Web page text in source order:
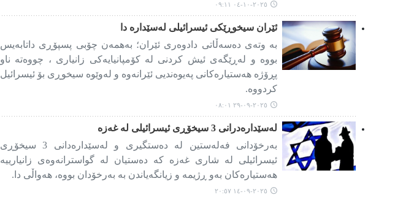
٢٠٢٥-١٠-٠٤ ٠٩:١١
ئێران سیخوڕێکی ئیسرائیلی لەسێدارە دا
بە وتەی دەسەڵاتی دادوەری ئێران؛ بەهمەن چۆبی پسپۆڕی داتابەیس
بووە و لەڕێگەی ئیش کردنی لە کۆمپانیایەکی زانیاری ، چووەتە ناو
پڕۆژە هەستیارەکانی پەیوەندیی ئێرانەوە و لەوێوە سیخوڕی بۆ ئیسرائیل
کردووە.
٢٠٢٥-٠٩-٢٩ ٠٨:٠١
لەسێدارەدرانی 3 سیخۆڕی ئیسرائیلی لە غەزە
بەرخۆدانی فەلەستین لە دەستگیری و لەسێدارەدانی 3 سیخۆڕی
ئیسرائیلی لە شاری غەزە کە دەستیان لە گواسترانەوەی زانیارییە
هەستیارەکان بەو ڕژیمە و زیانگەیاندن بە بەرخۆدان بووە، هەواڵی دا.
٢٠٢٥-٠٩-١٤ ٢٠:٥٧